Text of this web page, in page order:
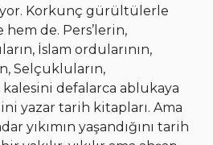
Korkunç gürültülerle
hem de. Pers’lerin,
İslam ordularının,
Selçukluların,
kalesini defalarca ablukaya
yazar tarih kitapları. Ama
yıkımın yaşandığını tarih